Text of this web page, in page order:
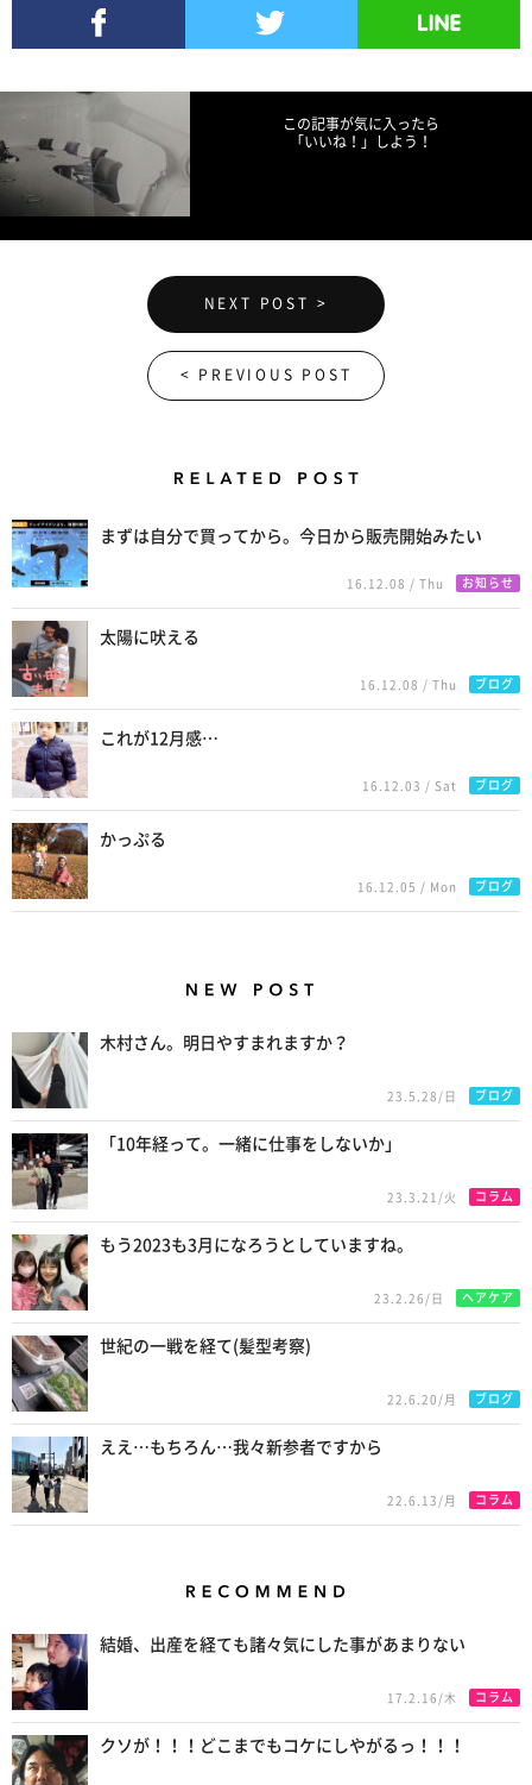
この記事が気に入ったら
「いいね！」しよう！
NEXT POST >
< PREVIOUS POST
まずは自分で買ってから。今日から販売開始みたい
16.12.08 / Thu お知らせ
太陽に吠える
16.12.08 / Thu ブログ
これが12月感…
16.12.03 / Sat ブログ
かっぷる
16.12.05 / Mon ブログ
木村さん。明日やすまれますか？
23.5.28/日 ブログ
「10年経って。一緒に仕事をしないか」
23.3.21/火 コラム
もう2023も3月になろうとしていますね。
23.2.26/日 ヘアケア
世紀の一戦を経て(髪型考察)
22.6.20/月 ブログ
ええ…もちろん…我々新参者ですから
22.6.13/月 コラム
結婚、出産を経ても諸々気にした事があまりない
17.2.16/木 コラム
クソが！！！どこまでもコケにしやがるっ！！！